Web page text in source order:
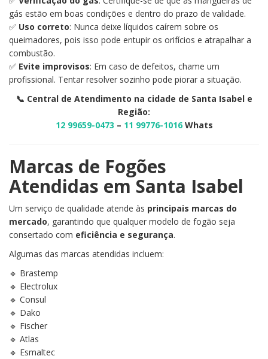
gás estão em boas condições e dentro do prazo de validade.
✅ Uso correto: Nunca deixe líquidos caírem sobre os
queimadores, pois isso pode entupir os orifícios e atrapalhar a
combustão.
✅ Evite improvisos: Em caso de defeitos, chame um
profissional. Tentar resolver sozinho pode piorar a situação.
📞 Central de Atendimento na cidade de Santa Isabel e
Região:
12 99659-0473 – 11 99776-1016Whats
Marcas de Fogões
Atendidas em Santa Isabel
Um serviço de qualidade atende às principais marcas do
mercado, garantindo que qualquer modelo de fogão seja
consertado com eficiência e segurança.
Algumas das marcas atendidas incluem:
🔹 Brastemp
🔹 Electrolux
🔹 Consul
🔹 Dako
🔹 Fischer
🔹 Atlas
🔹 Esmaltec